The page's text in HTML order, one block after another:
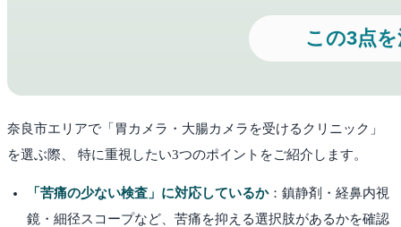
奈良市エリアで「胃カメラ・大腸カメラを受けるクリニック」
を選ぶ際、 特に重視したい3つのポイントをご紹介します。
「苦痛の少ない検査」に対応しているか：鎮静剤・経鼻内視
鏡・細径スコープなど、苦痛を抑える選択肢があるかを確認